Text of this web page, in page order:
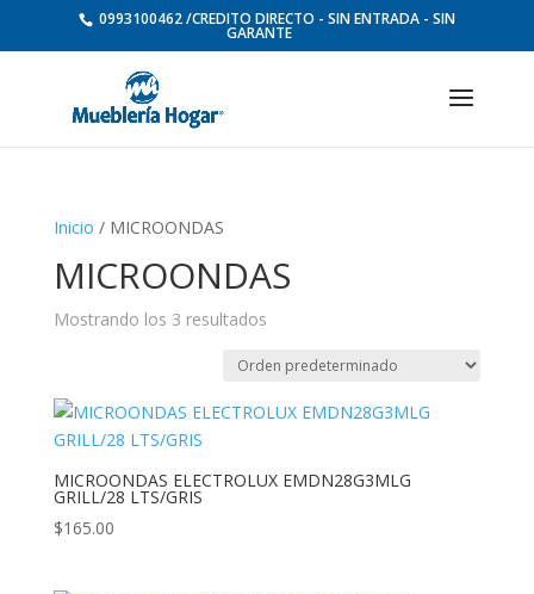
0993100462 /CREDITO DIRECTO - SIN ENTRADA - SIN
GARANTE
Inicio / MICROONDAS
MICROONDAS
Mostrando los 3 resultados
MICROONDAS ELECTROLUX EMDN28G3MLG
GRILL/28 LTS/GRIS
$165.00